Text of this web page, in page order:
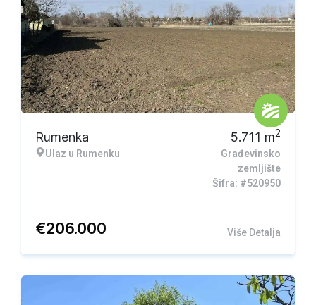
Rumenka
Ulaz u Rumenku
5.711 m2
Građevinsko
zemljište
Šifra: #520950
€206.000 Više Detalja